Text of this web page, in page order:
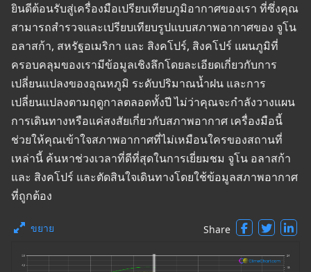
ยินดีต้อนรับสู่เครื่องมือเปรียบเทียบภูมิอากาศของเรา ที่ซึ่งคุณ
สามารถสำรวจและเปรียบเทียบรูปแบบสภาพอากาศของ จูโน
อลาสก้า, สหรัฐอเมริกา และ สิงคโปร์, สิงคโปร์ แผนภูมิที่
ครอบคลุมของเรามีข้อมูลเชิงลึกโดยละเอียดเกี่ยวกับการ
เปลี่ยนแปลงของอุณหภูมิ ระดับปริมาณน้ำฝน และการ
เปลี่ยนแปลงตามฤดูกาลตลอดทั้งปี ไม่ว่าคุณจะกำลังวางแผน
การเดินทางหรือแค่สงสัยเกี่ยวกับสภาพอากาศ เครื่องมือนี้
ช่วยให้คุณเข้าใจสภาพอากาศที่ไม่เหมือนใครของสถานที่
เหล่านี้ ค้นหาช่วงเวลาที่ดีที่สุดในการเยี่ยมชม จูโน อลาสก้า
และ สิงคโปร์ และตัดสินใจเดินทางโดยใช้ข้อมูลสภาพอากาศ
ที่ถูกต้อง
ขยาย Share